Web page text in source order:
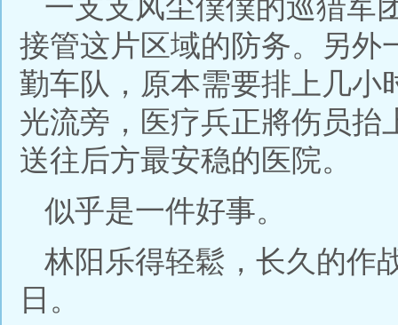
一支支风尘僕僕的巡猎军
接管这片区域的防务。另外
勤车队，原本需要排上几小
光流旁，医疗兵正將伤员抬
送往后方最安稳的医院。
似乎是一件好事。
林阳乐得轻鬆，长久的作
日。